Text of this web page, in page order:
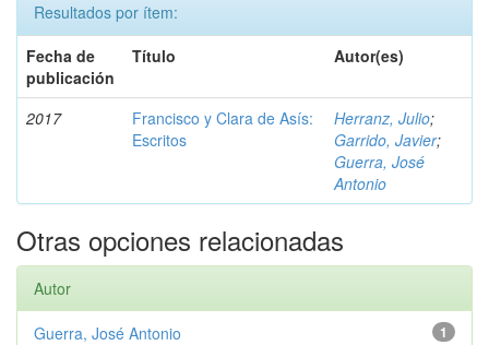
Resultados por ítem:
Fecha de
publicación
Título Autor(es)
2017
Francisco y Clara de Asís:
Escritos
Herranz, Julio;
Garrido, Javier;
Guerra, José
Antonio
Otras opciones relacionadas
Autor
1
Guerra, José Antonio